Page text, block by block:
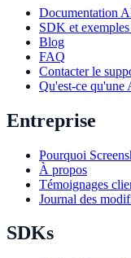
Documentation
SDK et
Blog
FAQ
Contacter le
Qu'est-ce qu'une
Entreprise
Pourquoi
À propos
Témoignages
Journal des
SDKs